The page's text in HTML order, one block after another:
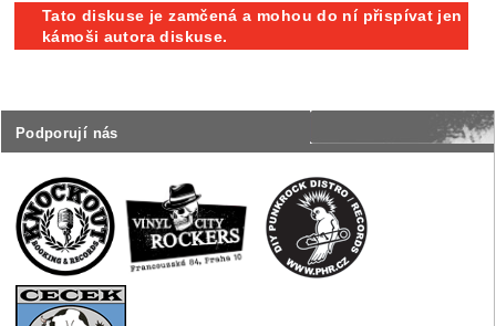
Podporují nás
Tato diskuse je zamčená a mohou do ní přispívat jen
kámoši autora diskuse.